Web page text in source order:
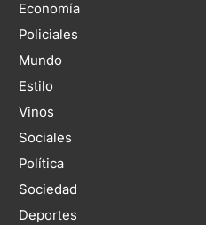
Economía
Policiales
Mundo
Estilo
Vinos
Sociales
Política
Sociedad
Deportes